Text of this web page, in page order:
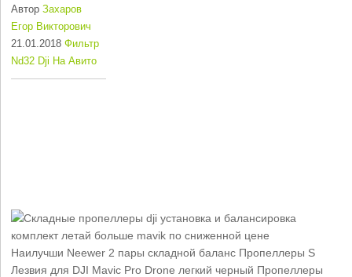
АвторЗахаров
Егор Викторович
21.01.2018Фильтр
Nd32 Dji На Авито
Наилучши Neewer 2 пары складной баланс Пропеллеры S
Лезвия для DJI Mavic Pro Drone легкий черный Пропеллеры